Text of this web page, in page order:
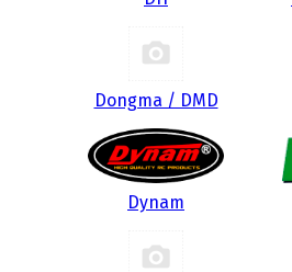
Dongma / DMD
Dynam